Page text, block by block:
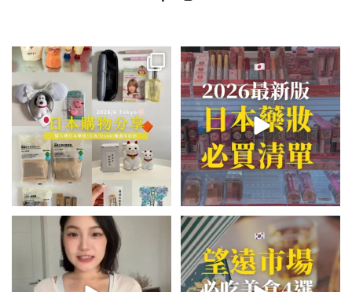
💭留言「免費」傳日本藥妝店/百
貨/機場/Donki/折價券給你...
413 43
2026🇯🇵日本藥妝店必買什麼
日本最近紅什麼？...
123 20
💭留言「美背」傳🔗給你！
🏷️#吉推韓國 🇰🇷
...
48 20
\🇰🇷韓國望遠市場4家必吃美食
😋/
💭留言「望遠市場」傳地址給你
345 59